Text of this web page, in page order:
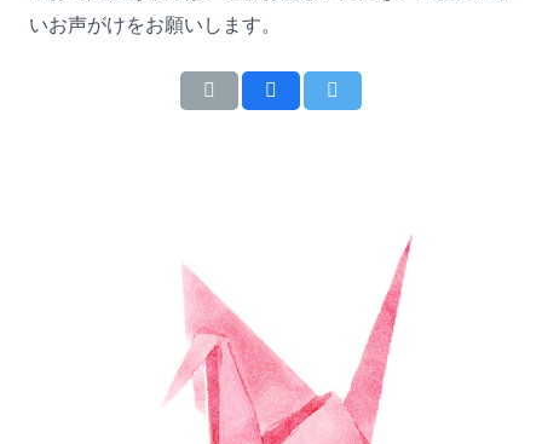
いお声がけをお願いします。